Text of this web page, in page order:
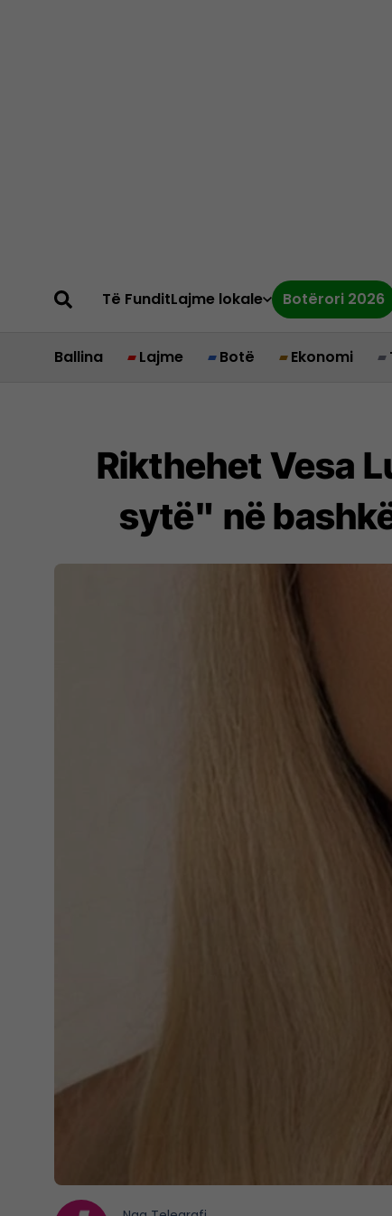
Të FunditLajme lokale Botërori 2026
Ballina Lajme Botë Ekonomi
Rikthehet Vesa
sytë" në